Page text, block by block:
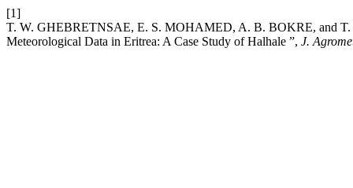
[1]
T. W. GHEBRETNSAE, E. S. MOHAMED, A. B. BOKRE, and T.
Meteorological Data in Eritrea: A Case Study of Halhale ”, J.